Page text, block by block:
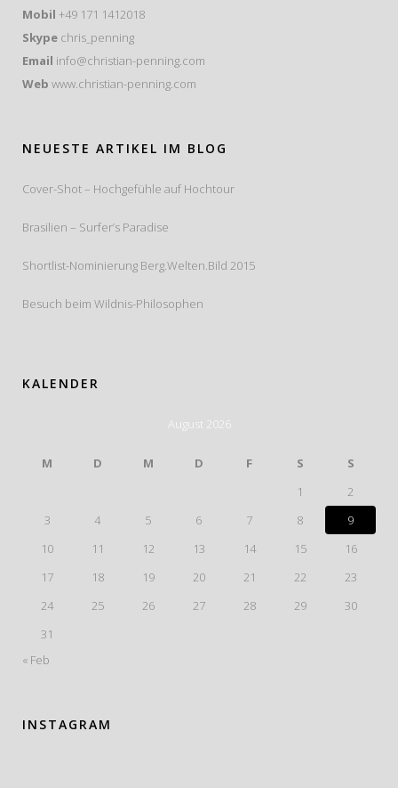
Mobil +49 171 1412018
Skype chris_penning
Email info@christian-penning.com
Web www.christian-penning.com
NEUESTE ARTIKEL IM BLOG
Cover-Shot – Hochgefühle auf Hochtour
Brasilien – Surfer’s Paradise
Shortlist-Nominierung Berg.Welten.Bild 2015
Besuch beim Wildnis-Philosophen
KALENDER
August 2026
M D M D F S
S
1
2
3
4 5 6 7 8
9
10
11 12 13 14 15
16
17
18 19 20 21 22
23
24
25 26 27 28 29
30
31
« Feb
INSTAGRAM